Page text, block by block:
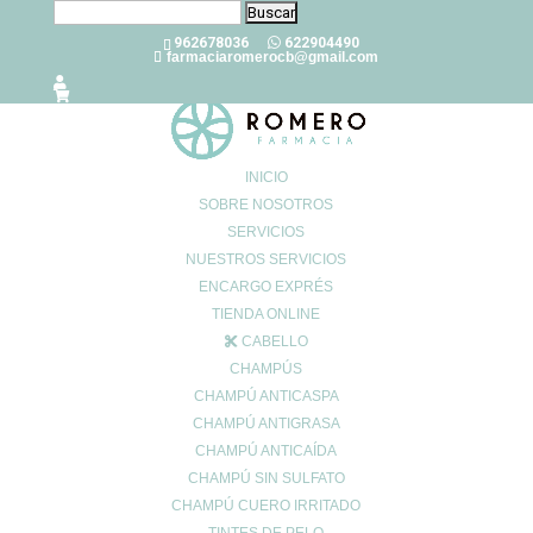
Buscar:
962678036
622904490
farmaciaromerocb@gmail.com
INICIO
SOBRE NOSOTROS
SERVICIOS
NUESTROS SERVICIOS
ENCARGO EXPRÉS
TIENDA ONLINE
CABELLO
CHAMPÚS
CHAMPÚ ANTICASPA
CHAMPÚ ANTIGRASA
CHAMPÚ ANTICAÍDA
CHAMPÚ SIN SULFATO
CHAMPÚ CUERO IRRITADO
Tomillo: propiedades y
contraindicaciones
0 Comentarios
Las virtudes del tomillo se conocen desde tiempos remotos,
leyendas y mitos en torno a su uso
aceite esencial no se extrajo, para uso farmacéutico, hasta 1725.
El tomillo, una planta mediterránea